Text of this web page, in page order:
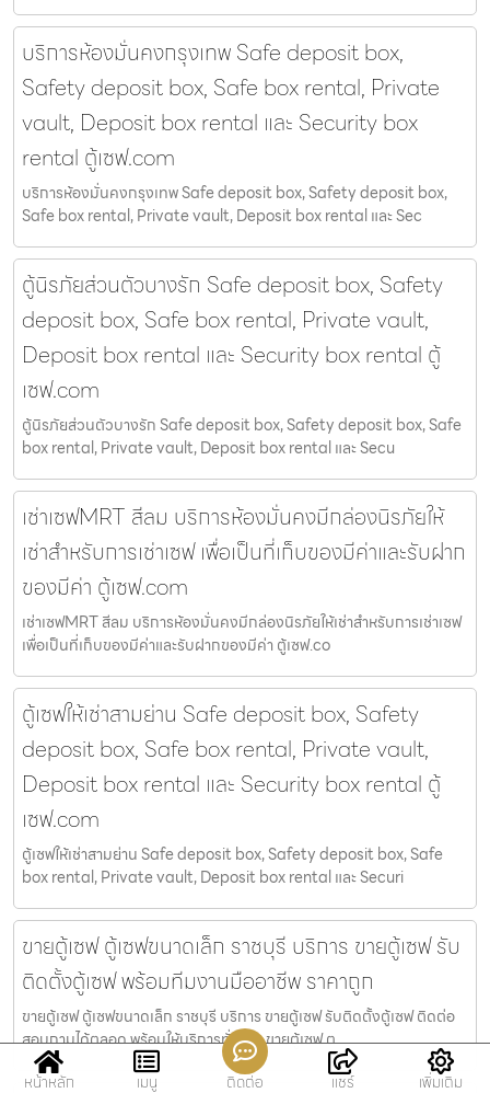
บริการห้องมั่นคงกรุงเทพ Safe deposit box,
Safety deposit box, Safe box rental, Private
vault, Deposit box rental และ Security box
rental ตู้เซฟ.com
บริการห้องมั่นคงกรุงเทพ Safe deposit box, Safety deposit box,
Safe box rental, Private vault, Deposit box rental และ Sec
ตู้นิรภัยส่วนตัวบางรัก Safe deposit box, Safety
deposit box, Safe box rental, Private vault,
Deposit box rental และ Security box rental ตู้
เซฟ.com
ตู้นิรภัยส่วนตัวบางรัก Safe deposit box, Safety deposit box, Safe
box rental, Private vault, Deposit box rental และ Secu
เช่าเซฟMRT สีลม บริการห้องมั่นคงมีกล่องนิรภัยให้
เช่าสำหรับการเช่าเซฟ เพื่อเป็นที่เก็บของมีค่าและรับฝาก
ของมีค่า ตู้เซฟ.com
เช่าเซฟMRT สีลม บริการห้องมั่นคงมีกล่องนิรภัยให้เช่าสำหรับการเช่าเซฟ
เพื่อเป็นที่เก็บของมีค่าและรับฝากของมีค่า ตู้เซฟ.co
ตู้เซฟให้เช่าสามย่าน Safe deposit box, Safety
deposit box, Safe box rental, Private vault,
Deposit box rental และ Security box rental ตู้
เซฟ.com
ตู้เซฟให้เช่าสามย่าน Safe deposit box, Safety deposit box, Safe
box rental, Private vault, Deposit box rental และ Securi
ขายตู้เซฟ ตู้เซฟขนาดเล็ก ราชบุรี บริการ ขายตู้เซฟ รับ
ติดตั้งตู้เซฟ พร้อมทีมงานมืออาชีพ ราคาถูก
ขายตู้เซฟ ตู้เซฟขนาดเล็ก ราชบุรี บริการ ขายตู้เซฟ รับติดตั้งตู้เซฟ ติดต่อ
สอบถามได้ตลอด พร้อมให้บริการทั่วไทย ขายตู้เซฟ ต
หน้าหลัก เมนู ติดต่อ แชร์ เพิ่มเติม